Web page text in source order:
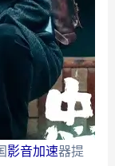
影音加速器提